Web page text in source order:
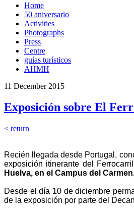
Home
50 aniversario
Activities
Photographs
Press
Centre
guías turísticos
AHMH
11 December 2015
Exposición sobre El
< return
Recién llegada desde Portugal,
exposición itinerante del
Huelva, en el Campus del
Desde el día 10 de diciembre
de la exposición por parte del